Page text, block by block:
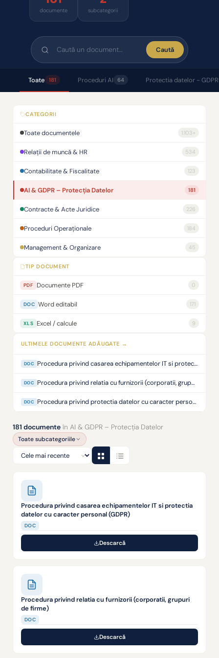
documente subcategorii
Caută
Toate 181 Proceduri AI 64 Protectia datelor - GDPR
CATEGORII
Toate documentele 1.103+
Relații de muncă & HR 534
Contabilitate & Fiscalitate 123
AI & GDPR – Protecția Datelor 181
Contracte & Acte Juridice 226
Proceduri Operaționale 184
Management & Organizare 45
TIP DOCUMENT
PDF Documente PDF 0
DOC Word editabil 171
XLS Excel / calcule 9
ULTIMELE DOCUMENTE ADĂUGATE →
DOC Procedura privind casarea echipamentelor IT si protectia datelor cu caracter personal (GDPR)
DOC Procedura privind relatia cu furnizorii (corporatii, grupuri de firme)
DOC Procedura privind protectia datelor cu caracter personal
181 documenteîn AI & GDPR – Protecția Datelor
Toate subcategoriile
Procedura privind casarea echipamentelor IT si protectia
datelor cu caracter personal (GDPR)
DOC
Descarcă
Procedura privind relatia cu furnizorii (corporatii, grupuri
de firme)
DOC
Descarcă